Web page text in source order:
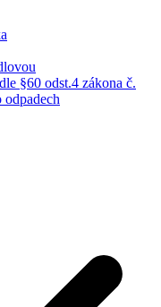
§60 odst.4 zákona č.
odpadech